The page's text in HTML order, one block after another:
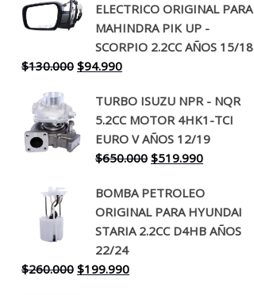
ELECTRICO ORIGINAL PARA
MAHINDRA PIK UP -
SCORPIO 2.2CC AÑOS 15/18
$130.000 El
original
era:
$130.000.
$94.990El
actual
es:
$94.990.
TURBO ISUZU NPR - NQR
5.2CC MOTOR 4HK1-TCI
EURO V AÑOS 12/19
$650.000 El
original
era:
$650.000.
$519.990El
actual
es:
$519.990.
BOMBA PETROLEO
ORIGINAL PARA HYUNDAI
STARIA 2.2CC D4HB AÑOS
22/24
$260.000 El
$199.990El